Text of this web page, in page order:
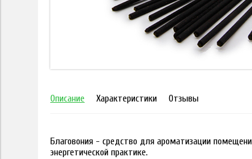
Описание Характеристики Отзывы
Благовония - средство для ароматизации
энергетической практике.